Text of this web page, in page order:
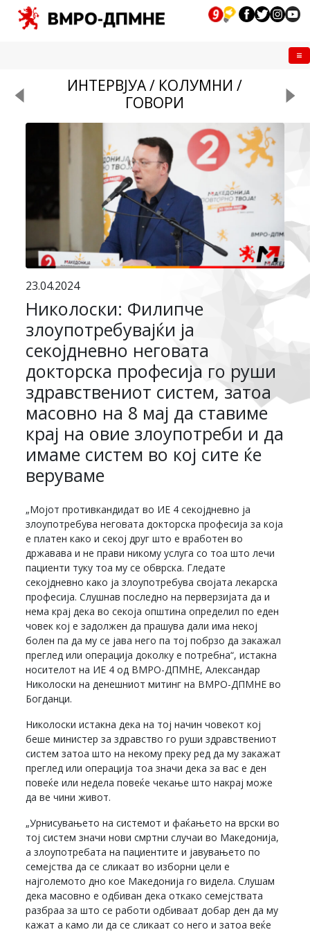
ИНТЕРВЈУА / КОЛУМНИ /
ГОВОРИ
23.04.2024
Николоски: Филипче
злоупотребувајќи ја
секојдневно неговата
докторска професија го руши
здравствениот систем, затоа
масовно на 8 мај да ставиме
крај на овие злоупотреби и да
имаме систем во кој сите ќе
веруваме
„Мојот противкандидат во ИЕ 4 секојдневно ја
злоупотребува неговата докторска професија за која
е платен како и секој друг што е вработен во
државава и не прави никому услуга со тоа што лечи
пациенти туку тоа му се обврска. Гледате
секојдневно како ја злоупотребува својата лекарска
професија. Слушнав последно на перверзијата да и
нема крај дека во секоја општина определил по еден
човек кој е задолжен да прашува дали има некој
болен па да му се јава него па тој побрзо да закажал
преглед или операција доколку е потребна“, истакна
носителот на ИЕ 4 од ВМРО-ДПМНЕ, Александар
Николоски на денешниот митинг на ВМРО-ДПМНЕ во
Богданци.
Николоски истакна дека на тој начин човекот кој
беше министер за здравство го руши здравствениот
систем затоа што на некому преку ред да му закажат
преглед или операција тоа значи дека за вас е ден
повеќе или недела повеќе чекање што накрај може
да ве чини живот.
„Урнисувањето на системот и фаќањето на врски во
тој систем значи нови смртни случаи во Македонија,
а злоупотребата на пациентите и јавувањето по
семејства да се сликаат во изборни цели е
најголемото дно кое Македонија го видела. Слушам
дека масовно е одбиван дека откако семејствата
разбраа за што се работи одбиваат добар ден да му
кажат а камо ли да се сликаат со него и затоа веќе